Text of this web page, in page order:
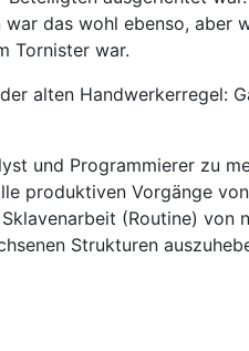
das wohl ebenso, aber
Tornister war.
alten Handwerkerregel:
und Programmierer zu
produktiven Vorgänge
(Routine)
Strukturen